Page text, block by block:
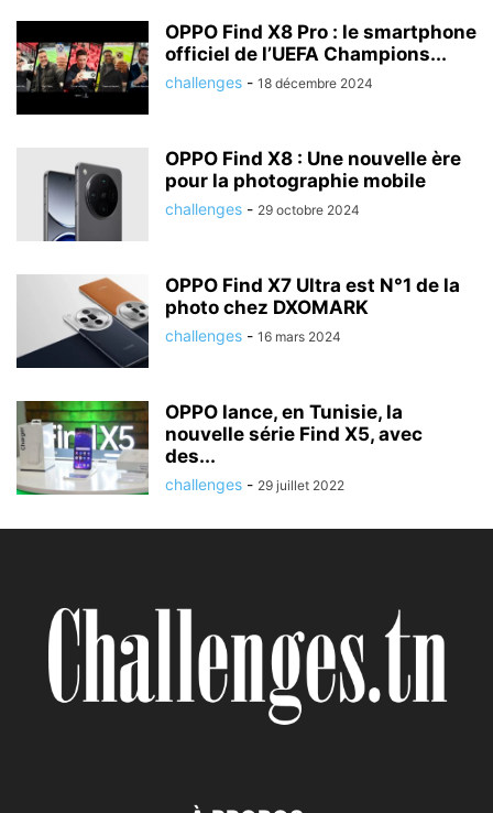
OPPO Find X8 Pro : le smartphone
officiel de l’UEFA Champions...
challenges - 18 décembre 2024
OPPO Find X8 : Une nouvelle ère
pour la photographie mobile
challenges - 29 octobre 2024
OPPO Find X7 Ultra est N°1 de la
photo chez DXOMARK
challenges - 16 mars 2024
OPPO lance, en Tunisie, la
nouvelle série Find X5, avec
des...
challenges - 29 juillet 2022